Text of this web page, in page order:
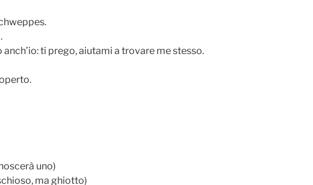
ti prego, aiutami a trovare me stesso.
uno)
ma ghiotto)